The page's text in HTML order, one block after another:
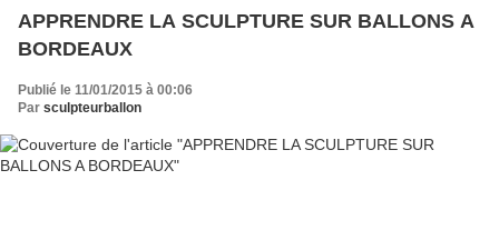
APPRENDRE LA SCULPTURE SUR BALLONS A
BORDEAUX
Publié le 11/01/2015 à 00:06
Par sculpteurballon